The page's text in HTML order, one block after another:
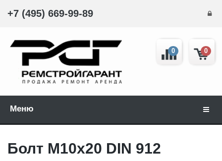
+7 (495) 669-99-89
0
0
Меню
Болт М10x20 DIN 912